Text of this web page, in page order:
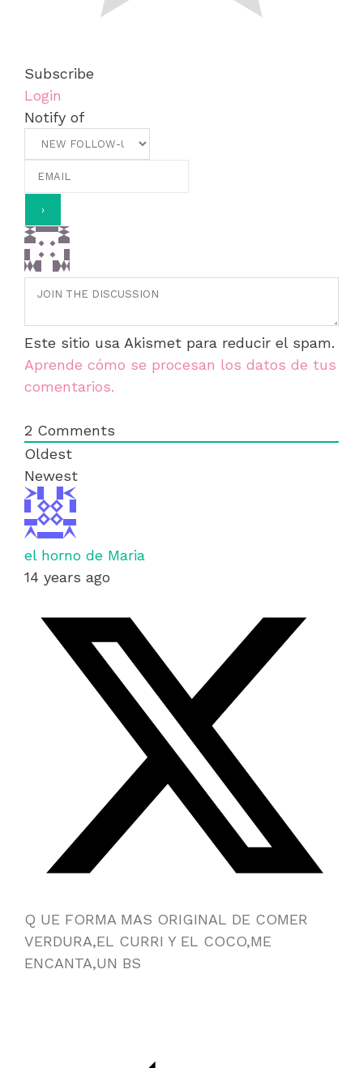
Subscribe
Login
Notify of
Este sitio usa Akismet para reducir el spam.
Aprende cómo se procesan los datos de tus
comentarios.
2 Comments
Oldest
Newest
el horno de Maria
14 years ago
Q UE FORMA MAS ORIGINAL DE COMER
VERDURA,EL CURRI Y EL COCO,ME
ENCANTA,UN BS